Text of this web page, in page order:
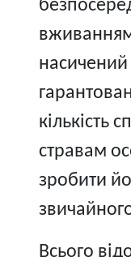
насичений
кількість
стравам
зробити
Всього